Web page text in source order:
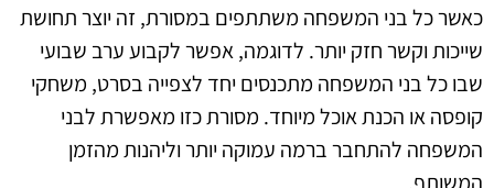
כאשר כל בני המשפחה משתתפים במסורת, זה יוצר תחושת
שייכות וקשר חזק יותר. לדוגמה, אפשר לקבוע ערב שבועי
שבו כל בני המשפחה מתכנסים יחד לצפייה בסרט, משחקי
קופסה או הכנת אוכל מיוחד. מסורת כזו מאפשרת לבני
המשפחה להתחבר ברמה עמוקה יותר וליהנות מהזמן